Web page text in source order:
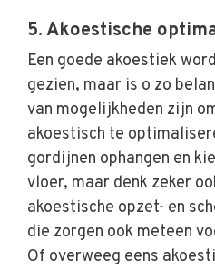
5. Akoestische
Een goede akoestiek
gezien, maar is o zo
van mogelijkheden zijn
akoestisch te
gordijnen ophangen en
vloer, maar denk zeker
akoestische opzet- en
die zorgen ook meteen
Of overweeg eens